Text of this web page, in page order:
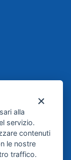
alla
servizio.
contenuti
le nostre
traffico.